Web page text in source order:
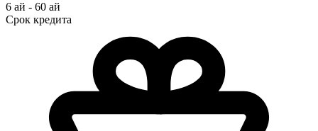
6 ай - 60 ай
Срок кредита